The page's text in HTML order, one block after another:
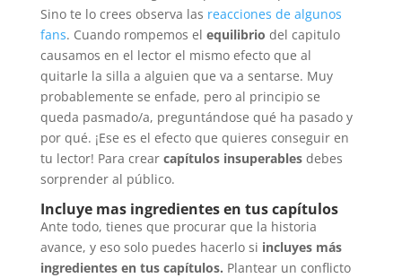
Sino te lo crees observa las reacciones de algunos
fans. Cuando rompemos el equilibrio del capitulo
causamos en el lector el mismo efecto que al
quitarle la silla a alguien que va a sentarse. Muy
probablemente se enfade, pero al principio se
queda pasmado/a, preguntándose qué ha pasado y
por qué. ¡Ese es el efecto que quieres conseguir en
tu lector! Para crear capítulos insuperablesdebes
sorprender al público.
Incluye mas ingredientes en tus capítulos
Ante todo, tienes que procurar que la historia
avance, y eso solo puedes hacerlo si incluyes más
ingredientes en tus capítulos. Plantear un conflicto